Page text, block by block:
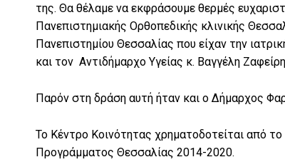
της. Θα θέλαμε να εκφράσουμε θερμές
Πανεπιστημιακής Ορθοπεδικής κλινικής
Πανεπιστημίου Θεσσαλίας που είχαν την
και τον Αντιδήμαρχο Υγείας κ. Βαγγέλη
Παρόν στη δράση αυτή ήταν και ο Δήμαρχος
Το Κέντρο Κοινότητας χρηματοδοτείται από
Προγράμματος Θεσσαλίας 2014-2020.